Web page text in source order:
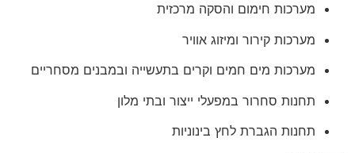
מערכות חימום והסקה מרכזית
מערכות קירור ומיזוג אוויר
מערכות מים חמים וקרים בתעשייה ובמבנים מסחריים
תחנות סחרור במפעלי ייצור ובתי מלון
תחנות הגברת לחץ בינוניות